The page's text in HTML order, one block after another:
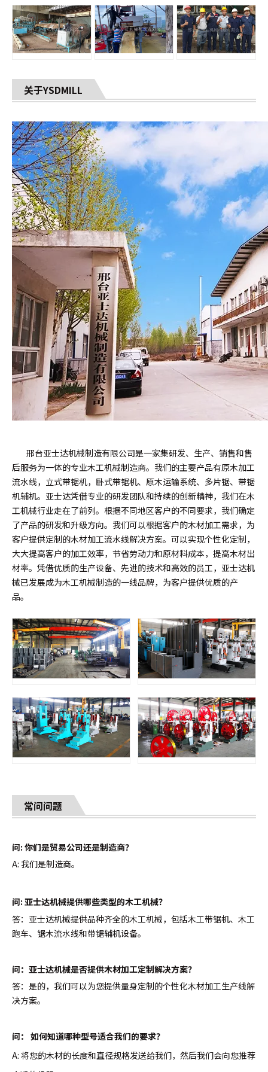
关于YSDMILL
邢台亚士达机械制造有限公司是一家集研发、生产、销售和售
后服务为一体的专业木工机械制造商。我们的主要产品有原木加工
流水线，立式带锯机，卧式带锯机、原木运输系统、多片锯、带锯
机辅机。亚士达凭借专业的研发团队和持续的创新精神，我们在木
工机械行业走在了前列。根据不同地区客户的不同要求，我们确定
了产品的研发和升级方向。我们可以根据客户的木材加工需求，为
客户提供定制的木材加工流水线解决方案。可以实现个性化定制，
大大提高客户的加工效率，节省劳动力和原材料成本，提高木材出
材率。凭借优质的生产设备、先进的技术和高效的员工，亚士达机
械已发展成为木工机械制造的一线品牌，为客户提供优质的产
品。
常问问题
问: 你们是贸易公司还是制造商？
A: 我们是制造商。
问: 亚士达机械提供哪些类型的木工机械？
答：亚士达机械提供品种齐全的木工机械，包括木工带锯机、木工
跑车、锯木流水线和带锯辅机设备。
问：亚士达机械是否提供木材加工定制解决方案？
答：是的，我们可以为您提供量身定制的个性化木材加工生产线解
决方案。
问： 如何知道哪种型号适合我们的要求？
A: 将您的木材的长度和直径规格发送给我们，然后我们会向您推荐